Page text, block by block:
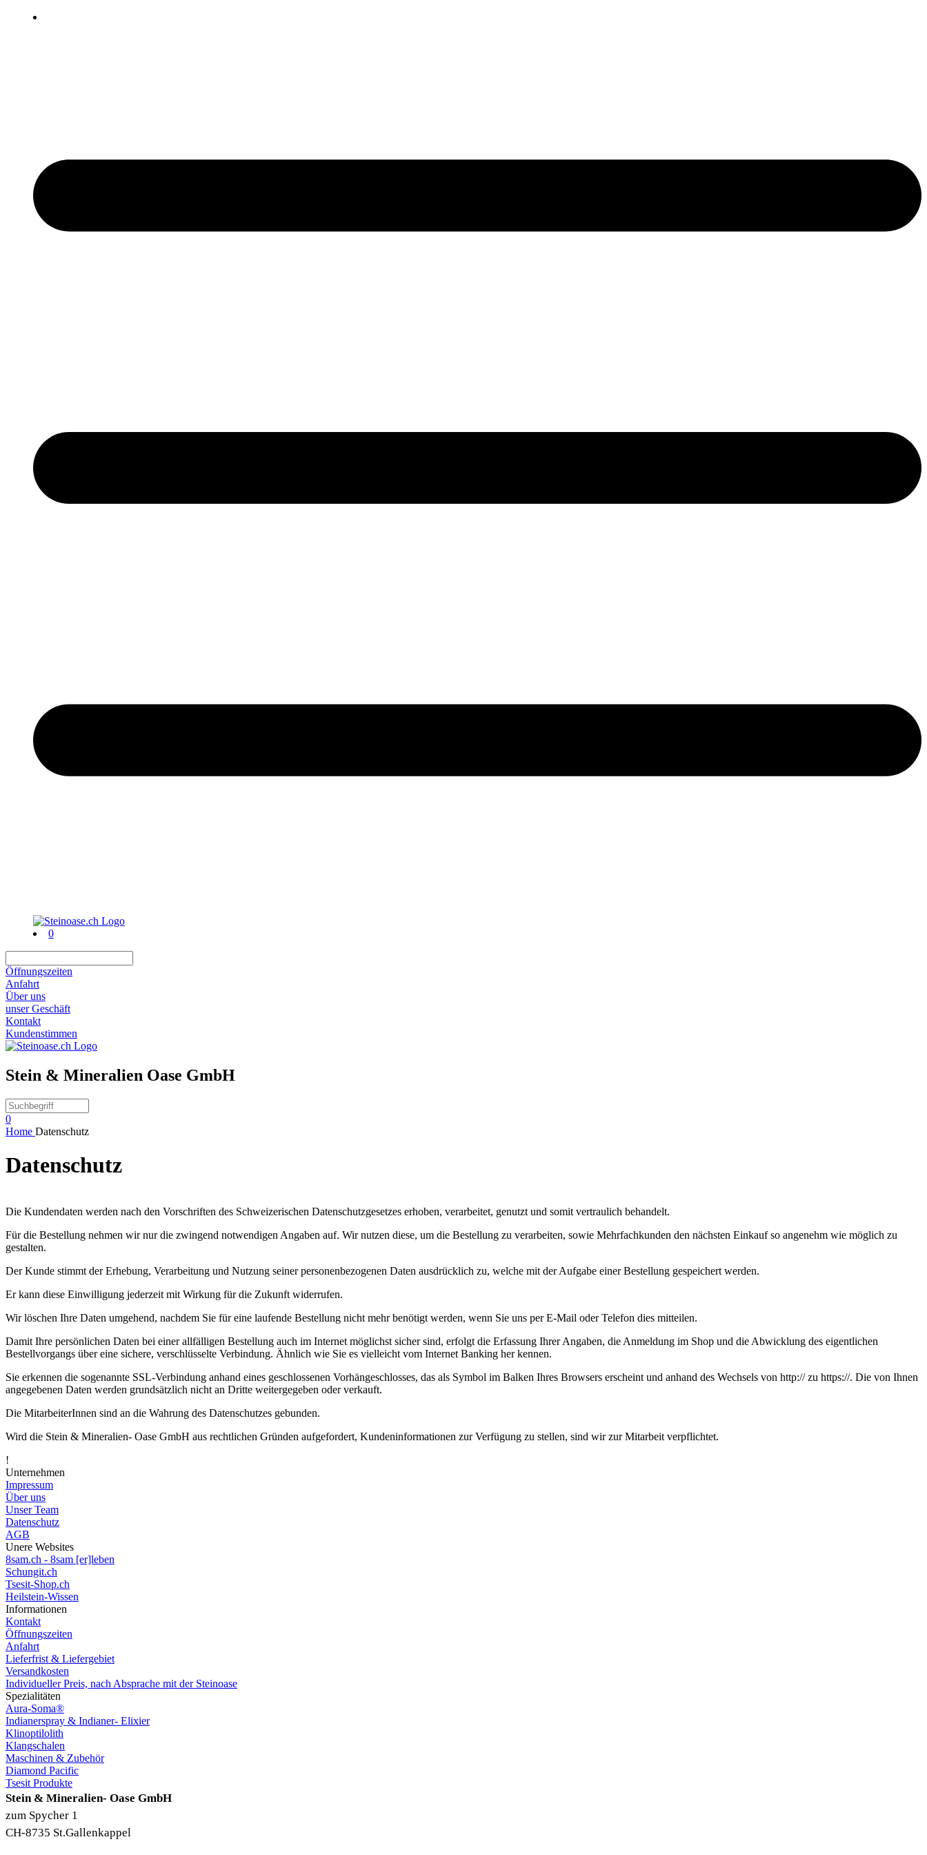
0
Öffnungszeiten
Anfahrt
Über uns
unser Geschäft
Kontakt
Kundenstimmen
Stein & Mineralien Oase GmbH
0
Home Datenschutz
Datenschutz
Die Kundendaten werden nach den Vorschriften des Schweizerischen Datenschutzgesetzes erhoben, verarbeitet, genutzt und somit vertraulich behandelt.
Für die Bestellung nehmen wir nur die zwingend notwendigen Angaben auf. Wir nutzen diese, um die Bestellung zu verarbeiten, sowie Mehrfachkunden den nächsten Einkauf so angenehm wie möglich zu
gestalten.
Der Kunde stimmt der Erhebung, Verarbeitung und Nutzung seiner personenbezogenen Daten ausdrücklich zu, welche mit der Aufgabe einer Bestellung gespeichert werden.
Er kann diese Einwilligung jederzeit mit Wirkung für die Zukunft widerrufen.
Wir löschen Ihre Daten umgehend, nachdem Sie für eine laufende Bestellung nicht mehr benötigt werden, wenn Sie uns per E-Mail oder Telefon dies mitteilen.
Damit Ihre persönlichen Daten bei einer allfälligen Bestellung auch im Internet möglichst sicher sind, erfolgt die Erfassung Ihrer Angaben, die Anmeldung im Shop und die Abwicklung des eigentlichen
Bestellvorgangs über eine sichere, verschlüsselte Verbindung. Ähnlich wie Sie es vielleicht vom Internet Banking her kennen.
Sie erkennen die sogenannte SSL-Verbindung anhand eines geschlossenen Vorhängeschlosses, das als Symbol im Balken Ihres Browsers erscheint und anhand des Wechsels von http:// zu https://. Die von Ihnen
angegebenen Daten werden grundsätzlich nicht an Dritte weitergegeben oder verkauft.
Die MitarbeiterInnen sind an die Wahrung des Datenschutzes gebunden.
Wird die Stein & Mineralien- Oase GmbH aus rechtlichen Gründen aufgefordert, Kundeninformationen zur Verfügung zu stellen, sind wir zur Mitarbeit verpflichtet.
!
Unternehmen
Impressum
Über uns
Unser Team
Datenschutz
AGB
Unere Websites
8sam.ch - 8sam [er]leben
Schungit.ch
Tsesit-Shop.ch
Heilstein-Wissen
Informationen
Kontakt
Öffnungszeiten
Anfahrt
Lieferfrist & Liefergebiet
Versandkosten
Individueller Preis, nach Absprache mit der Steinoase
Spezialitäten
Aura-Soma®
Indianerspray & Indianer- Elixier
Klinoptilolith
Klangschalen
Maschinen & Zubehör
Diamond Pacific
Tsesit Produkte
Stein & Mineralien- Oase GmbH
zum Spycher 1
CH-8735 St.Gallenkappel